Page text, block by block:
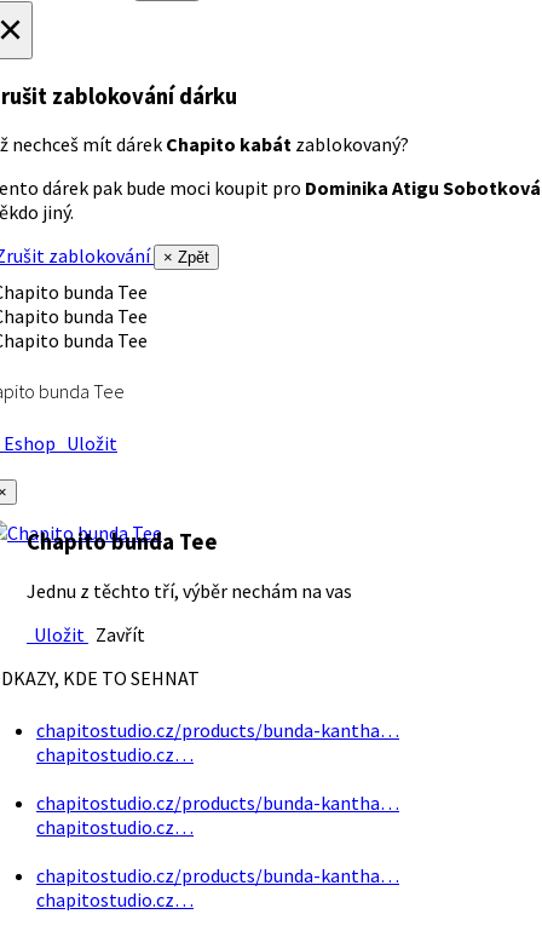
zablokování dárku
nechceš mít dárek Chapito kabát zablokovaný?
dárek pak bude moci koupit pro Dominika Atigu Sobotková
jiný.
zablokování
× Zpět
bunda Tee
Uložit
Chapito bunda Tee
Jednu z těchto tří, výběr nechám na vas
Uložit Zavřít
KDE TO SEHNAT
chapitostudio.cz/products/bunda-kantha…
chapitostudio.cz…
chapitostudio.cz/products/bunda-kantha…
chapitostudio.cz…
chapitostudio.cz/products/bunda-kantha…
chapitostudio.cz…